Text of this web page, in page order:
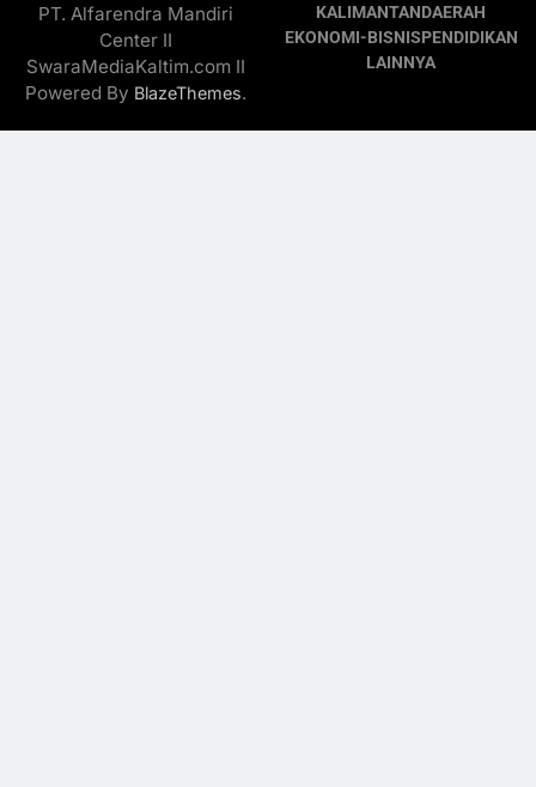
PT. Alfarendra Mandiri
Center II
SwaraMediaKaltim.com II
Powered By BlazeThemes.
KALIMANTANDAERAH
EKONOMI-BISNISPENDIDIKAN
LAINNYA